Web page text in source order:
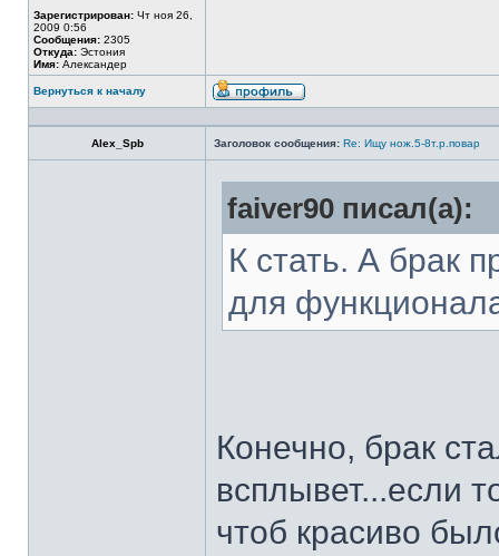
Зарегистрирован: Чт ноя 26,
2009 0:56
Сообщения: 2305
Откуда: Эстония
Имя: Александер
Вернуться к началу
Alex_Spb Заголовок сообщения: Re: Ищу нож.5-8т.р.повар
faiver90 писал(а):
К стать. А брак
для
Конечно, брак
всплывет...если
чтоб красиво